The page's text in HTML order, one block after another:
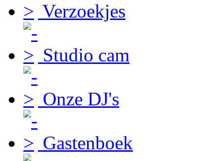
Verzoekjes
Studio cam
Onze DJ's
Gastenboek